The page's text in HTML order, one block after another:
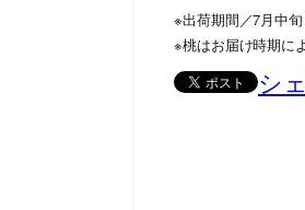
※出荷期間／7月中
※桃はお届け時期に
シ